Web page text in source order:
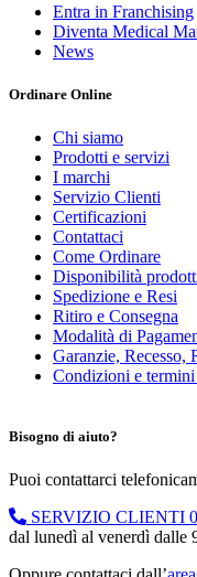
Entra in Franchising
Diventa Medical
News
Ordinare Online
Chi siamo
Prodotti e servizi
I marchi
Servizio Clienti
Certificazioni
Contattaci
Come Ordinare
Disponibilità
Spedizione e Resi
Ritiro e Consegna
Modalità di
Garanzie, Recesso,
Condizioni e termini
Bisogno di aiuto?
Puoi contattarci
SERVIZIO CLIENTI
dal lunedì al venerdì dalle